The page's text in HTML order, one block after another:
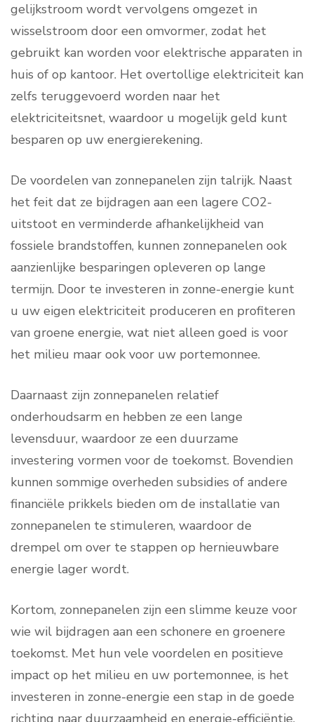
gelijkstroom wordt vervolgens omgezet in
wisselstroom door een omvormer, zodat het
gebruikt kan worden voor elektrische apparaten in
huis of op kantoor. Het overtollige elektriciteit kan
zelfs teruggevoerd worden naar het
elektriciteitsnet, waardoor u mogelijk geld kunt
besparen op uw energierekening.
De voordelen van zonnepanelen zijn talrijk. Naast
het feit dat ze bijdragen aan een lagere CO2-
uitstoot en verminderde afhankelijkheid van
fossiele brandstoffen, kunnen zonnepanelen ook
aanzienlijke besparingen opleveren op lange
termijn. Door te investeren in zonne-energie kunt
u uw eigen elektriciteit produceren en profiteren
van groene energie, wat niet alleen goed is voor
het milieu maar ook voor uw portemonnee.
Daarnaast zijn zonnepanelen relatief
onderhoudsarm en hebben ze een lange
levensduur, waardoor ze een duurzame
investering vormen voor de toekomst. Bovendien
kunnen sommige overheden subsidies of andere
financiële prikkels bieden om de installatie van
zonnepanelen te stimuleren, waardoor de
drempel om over te stappen op hernieuwbare
energie lager wordt.
Kortom, zonnepanelen zijn een slimme keuze voor
wie wil bijdragen aan een schonere en groenere
toekomst. Met hun vele voordelen en positieve
impact op het milieu en uw portemonnee, is het
investeren in zonne-energie een stap in de goede
richting naar duurzaamheid en energie-efficiëntie.